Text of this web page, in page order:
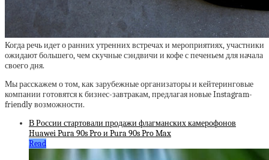
Когда речь идет о ранних утренних встречах и мероприятиях, участники
ожидают большего, чем скучные сэндвичи и кофе с печеньем для начала
своего дня.
Мы расскажем о том, как зарубежные организаторы и кейтеринговые
компании готовятся к бизнес-завтракам, предлагая новые Instagram-
friendly возможности.
В России стартовали продажи флагманских камерофонов
Huawei Pura 90s Pro и Pura 90s Pro Max
Read